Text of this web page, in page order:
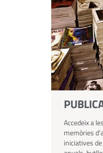
Accedeix a
memòries
iniciatives